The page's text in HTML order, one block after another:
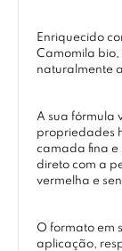
Enriquecido
Camomila
naturalmente
A sua fórmula
propriedades
camada fina e
direto com a
vermelha e
O formato em
aplicação,